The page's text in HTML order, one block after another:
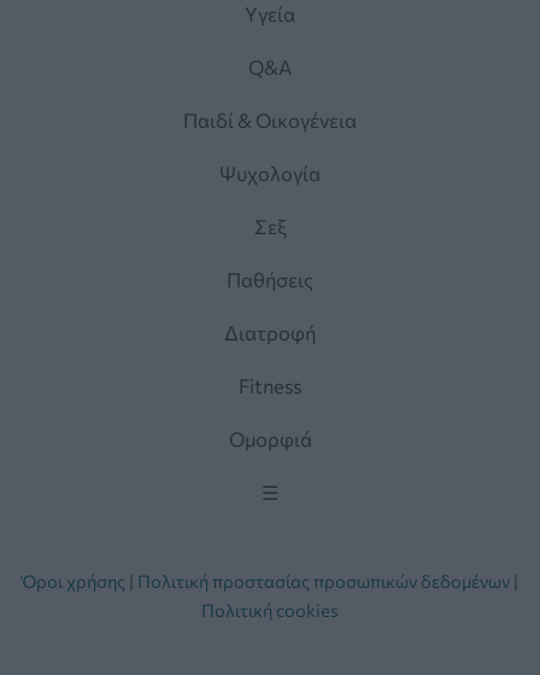
Yγεία
Q&A
Παιδί & Οικογένεια
Ψυχολογία
Σεξ
Παθήσεις
Διατροφή
Fitness
Ομορφιά
☰
Όροι χρήσης | Πολιτική προστασίας προσωπικών δεδομένων |
Πολιτική cookies